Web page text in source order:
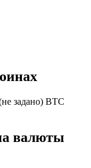
задано) BTC
валюты